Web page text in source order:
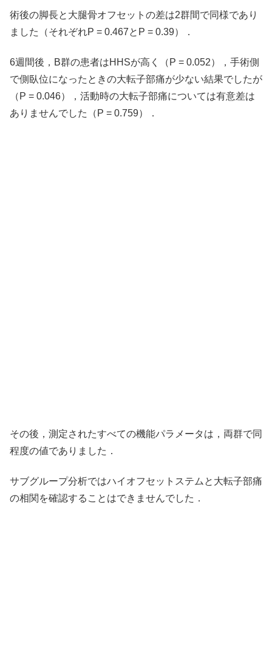
術後の脚長と大腿骨オフセットの差は2群間で同様であり
ました（それぞれP = 0.467とP = 0.39）．
6週間後，B群の患者はHHSが高く（P = 0.052），手術側
で側臥位になったときの大転子部痛が少ない結果でしたが
（P = 0.046），活動時の大転子部痛については有意差は
ありませんでした（P = 0.759）．
その後，測定されたすべての機能パラメータは，両群で同
程度の値でありました．
サブグループ分析ではハイオフセットステムと大転子部痛
の相関を確認することはできませんでした．